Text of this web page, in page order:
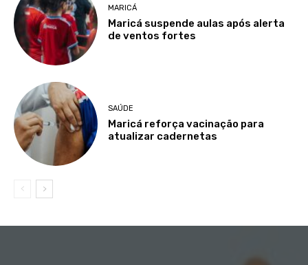
MARICÁ
Maricá suspende aulas após alerta
de ventos fortes
SAÚDE
Maricá reforça vacinação para
atualizar cadernetas